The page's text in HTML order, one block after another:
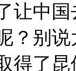
让中
？别
得了